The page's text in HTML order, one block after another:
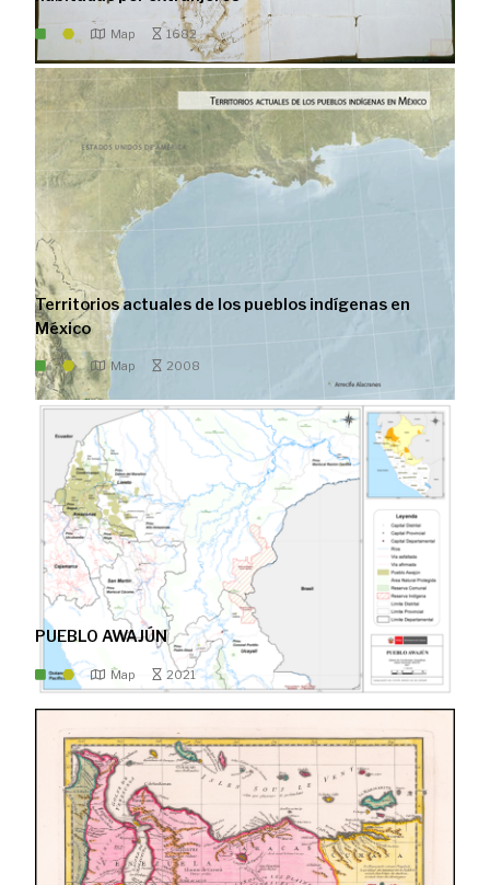
Map 1682
Territorios actuales de los pueblos indígenas en
México
Map 2008
PUEBLO AWAJÚN
Map 2021